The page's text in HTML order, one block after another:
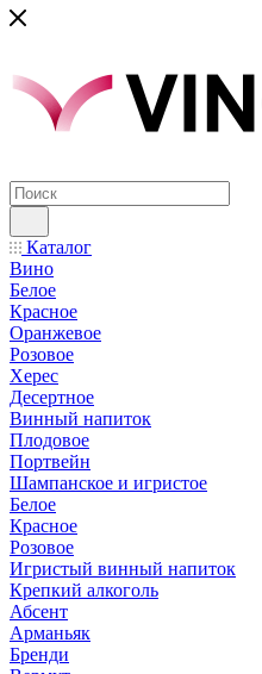
Каталог
Вино
Белое
Красное
Оранжевое
Розовое
Херес
Десертное
Винный напиток
Плодовое
Портвейн
Шампанское и игристое
Белое
Красное
Розовое
Игристый винный напиток
Крепкий алкоголь
Абсент
Арманьяк
Бренди